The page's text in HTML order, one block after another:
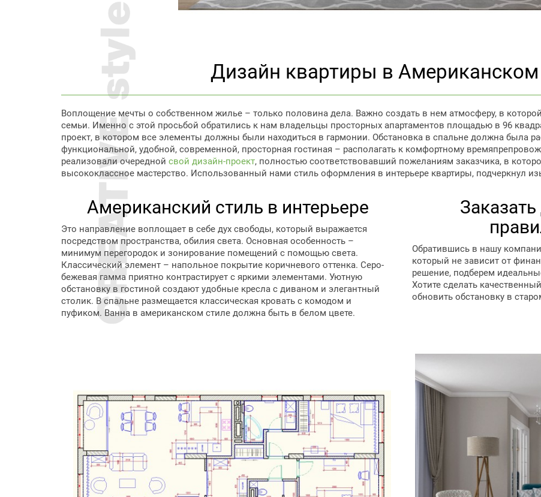
Дизайн квартиры в Американском
Воплощение мечты о собственном жилье – только половина дела. Важно создать в нем атмосферу, в
семьи. Именно с этой просьбой обратились к нам владельцы просторных апартаментов площадью в 96
проект, в котором все элементы должны были находиться в гармонии. Обстановка в спальне должна была
функциональной, удобной, современной, просторная гостиная – располагать к комфортному
реализовали очередной свой дизайн-проект, полностью соответствовавший пожеланиям заказчика, в
высококлассное мастерство. Использованный нами стиль оформления в интерьере квартиры, подчеркнул
Американский стиль в интерьере
Это направление воплощает в себе дух свободы, который выражается
посредством пространства, обилия света. Основная особенность –
минимум перегородок и зонирование помещений с помощью света.
Классический элемент – напольное покрытие коричневого оттенка. Серо-
бежевая гамма приятно контрастирует с яркими элементами. Уютную
обстановку в гостиной создают удобные кресла с диваном и элегантный
столик. В спальне размещается классическая кровать с комодом и
пуфиком. Ванна в американском стиле должна быть в белом цвете.
Обратившись в нашу
который не зависит от
решение, подберем
Хотите сделать
обновить обстановку в